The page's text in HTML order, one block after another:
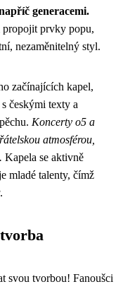
generacemi.
propojit prvky popu,
nezaměnitelný styl.
začínajících kapel,
českými texty a
Koncerty o5 a
atmosférou,
Kapela se aktivně
mladé talenty, čímž
svou tvorbou! Fanoušci